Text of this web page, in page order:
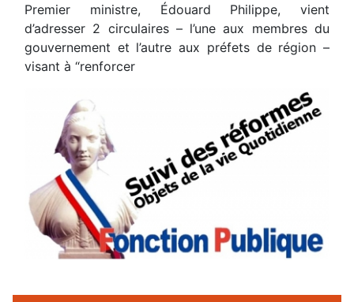
Premier ministre, Édouard Philippe, vient
d’adresser 2 circulaires – l’une aux membres du
gouvernement et l’autre aux préfets de région –
visant à “renforcer